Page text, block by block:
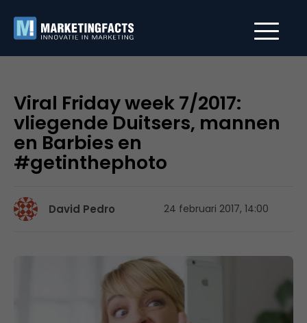
Viral Friday week 7/2017:
vliegende Duitsers, mannen
en Barbies en
#getinthephoto
David Pedro 24 februari 2017, 14:00